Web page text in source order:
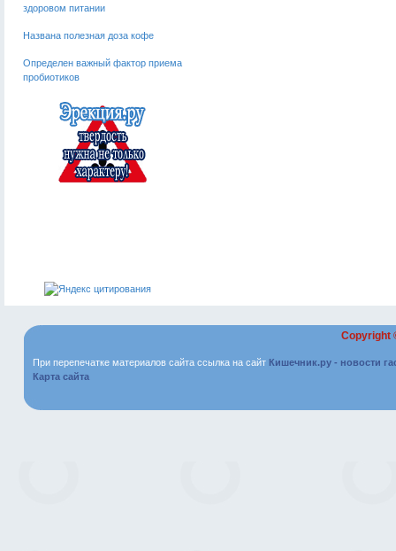
здоровом питании
Названа полезная доза кофе
Определен важный фактор приема
пробиотиков
Copyright
При перепечатке материалов сайта ссылка на сайт Кишечник.ру - новости
Карта сайта